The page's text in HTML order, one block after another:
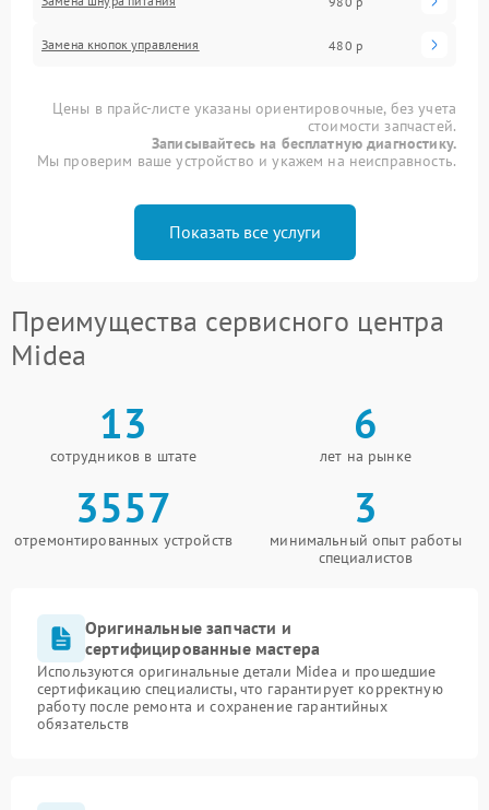
Замена кнопок управления 480 р
Цены в прайс-листе указаны ориентировочные, без учета
стоимости запчастей.
Записывайтесь на бесплатную диагностику.
Мы проверим ваше устройство и укажем на неисправность.
Показать все услуги
Преимущества сервисного центра
Midea
13
сотрудников в штате
6
лет на рынке
3557
отремонтированных устройств
3
минимальный опыт работы
специалистов
Оригинальные запчасти и
сертифицированные мастера
Используются оригинальные детали Midea и прошедшие
сертификацию специалисты, что гарантирует корректную
работу после ремонта и сохранение гарантийных
обязательств